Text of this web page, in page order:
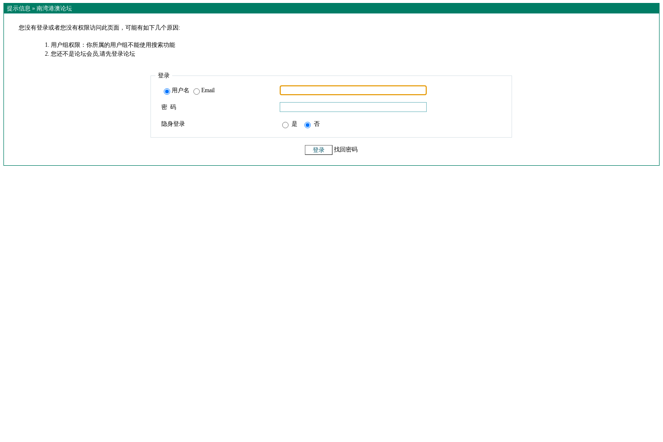
提示信息 » 南湾港澳论坛
您没有登录或者您没有权限访问此页面，可能有如下几个原因:
用户组权限：你所属的用户组不能使用搜索功能
您还不是论坛会员,请先登录论坛
登录
用户名 Email
密 码
隐身登录 是 否
找回密码